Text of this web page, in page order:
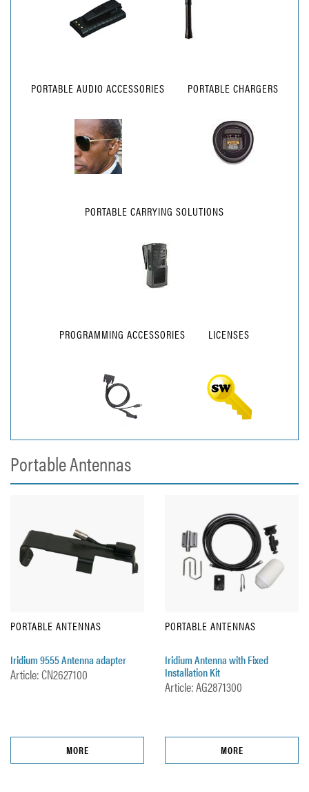
PORTABLE AUDIO ACCESSORIES PORTABLE CHARGERS
PORTABLE CARRYING SOLUTIONS
PROGRAMMING ACCESSORIES LICENSES
Portable Antennas
PORTABLE ANTENNAS
Iridium 9555 Antenna adapter
Article: CN2627100
MORE
PORTABLE ANTENNAS
Iridium Antenna with Fixed
Installation Kit
Article: AG2871300
MORE